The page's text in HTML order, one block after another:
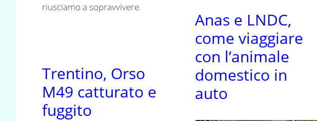
riusciamo a sopravvivere.
Anas e LNDC,
come viaggiare
con l’animale
domestico in
auto
Trentino, Orso
M49 catturato e
fuggito